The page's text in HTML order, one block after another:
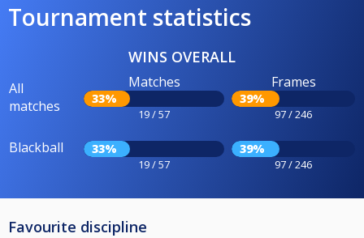
Tournament statistics
WINS OVERALL
All
matches
Matches
33%
19 / 57
Frames
39%
97 / 246
Blackball 33%
19 / 57
39%
97 / 246
Favourite discipline